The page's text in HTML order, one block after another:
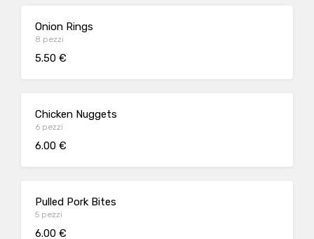
Onion Rings
8 pezzi
5.50 €
Chicken Nuggets
6 pezzi
6.00 €
Pulled Pork Bites
5 pezzi
6.00 €